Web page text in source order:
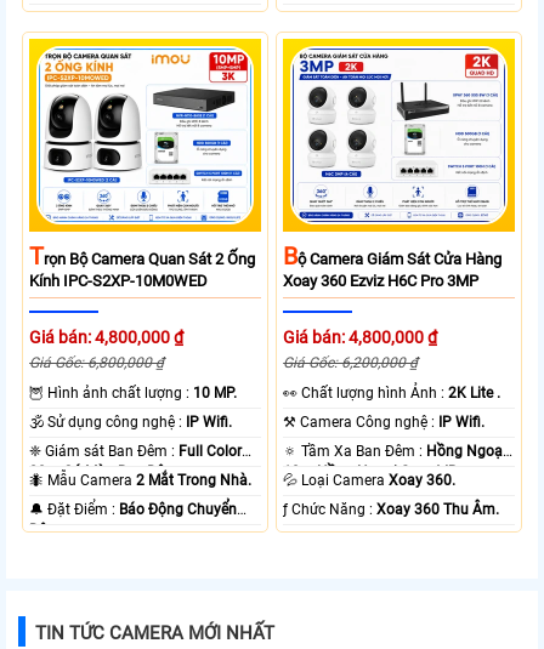
TRọn Bộ Camera Quan Sát 2 Ống
Kính IPC-S2XP-10M0WED
Giá bán: 4,800,000 ₫
Giá Gốc: 6,800,000 ₫
🦉 Hình ảnh chất lượng : 10 MP.
🕉️ Sử dụng công nghệ : IP Wifi.
❈ Giám sát Ban Đêm : Full Color
20m Có Màu Ban Ðêm.
🐜 Mẫu Camera2 Mắt Trong Nhà.
️🔔 Đặt Điểm : Báo Động Chuyển
Động.
BỘ Camera Giám Sát Cửa Hàng
Xoay 360 Ezviz H6C Pro 3MP
Giá bán: 4,800,000 ₫
Giá Gốc: 6,200,000 ₫
️👀 Chất lượng hình Ảnh :2K Lite .
⚒ Camera Công nghệ : IP Wifi.
🔅 Tầm Xa Ban Đêm : Hồng Ngoại
10m Hồng Ngoại Smart IR.
💦 Loại CameraXoay 360.
️ƒ Chức Năng :Xoay 360 Thu Âm.
TIN TỨC CAMERA MỚI NHẤT